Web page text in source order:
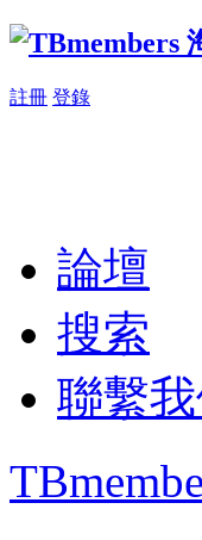
註冊 登錄
論壇
搜索
聯繫我